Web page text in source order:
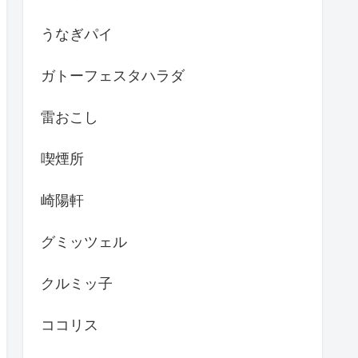
うなぎパイ
ガトーフェスタハラダ
雷おこし
喫煙所
崎陽軒
グミッツェル
クルミッ子
ココリス